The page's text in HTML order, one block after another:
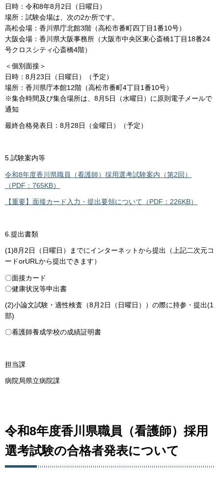
日時：令和8年8月2日（日曜日）
場所：試験会場は、次の2か所です。
高松会場：香川県庁北館3階（高松市番町四丁目1番10号）
大阪会場：香川県大阪事務所（大阪市中央区東心斎橋1丁目18番24
号クロスシティ心斎橋4階）
＜個別面接＞
日時：8月23日（日曜日）（予定）
場所：香川県庁本館12階（高松市番町4丁目1番10号）
※集合時間及び集合場所は、8月5日（水曜日）に原則電子メールで
通知
最終合格発表日：8月28日（金曜日）（予定）
5.試験案内等
令和8年度香川県職員（看護師）採用選考試験案内（第2回）
（PDF：765KB）
【重要】面接カード入力・提出要領について（PDF：226KB）
6.提出書類
(1)8月2日（日曜日）までにインターネットから提出（上記二次元コ
ードorURLから提出できます）
〇面接カード
〇健康状況等申出書
(2)小論文試験・適性検査（8月2日（日曜日））の際に持参・提出(1
部)
〇看護師養成学校の成績証明書
担当課
病院局県立病院課
令和8年度香川県職員（看護師）採用
選考試験の合格者発表について